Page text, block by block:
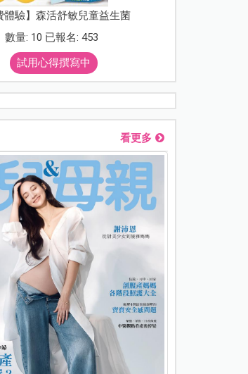
體驗】森活舒敏兒童益生菌
數量: 10 已報名: 453
試用心得撰寫中
看更多